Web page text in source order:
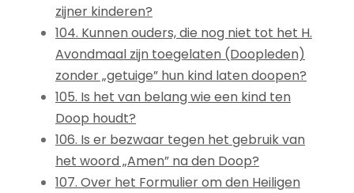
zijner kinderen?
104. Kunnen ouders, die nog niet tot het H.
Avondmaal zijn toegelaten (Doopleden)
zonder „getuige” hun kind laten doopen?
105. Is het van belang wie een kind ten
Doop houdt?
106. Is er bezwaar tegen het gebruik van
het woord „Amen” na den Doop?
107. Over het Formulier om den Heiligen